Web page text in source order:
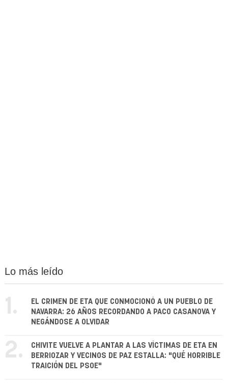
Lo más leído
1.
EL CRIMEN DE ETA QUE CONMOCIONÓ A UN PUEBLO DE
NAVARRA: 26 AÑOS RECORDANDO A PACO CASANOVA Y
NEGÁNDOSE A OLVIDAR
2.
CHIVITE VUELVE A PLANTAR A LAS VÍCTIMAS DE ETA EN
BERRIOZAR Y VECINOS DE PAZ ESTALLA: "QUÉ HORRIBLE
TRAICIÓN DEL PSOE"